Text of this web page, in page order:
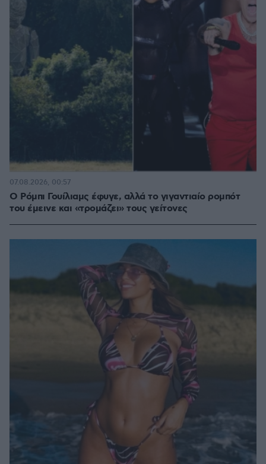
Ο Ρόμπι Γουίλιαμς έφυγε, αλλά το γιγαντιαίο ρομπότ
του έμεινε και «τρομάζει» τους γείτονες
07.08.2026, 00:57